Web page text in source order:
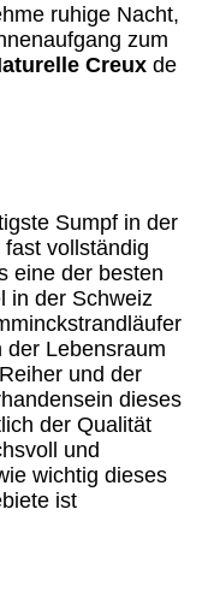
ruhige Nacht,
zum
Creuxde
Sumpf in der
vollständig
eine der besten
in der Schweiz
Lebensraum
und der
dieses
der Qualität
und
wichtig dieses
ist